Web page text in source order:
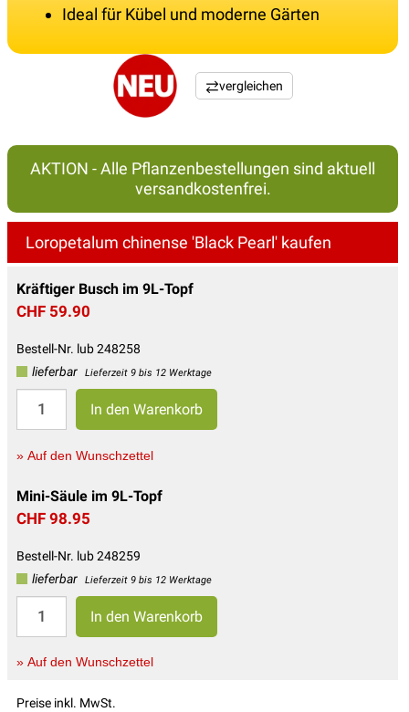
Ideal für Kübel und moderne Gärten
vergleichen
AKTION - Alle Pflanzenbestellungen sind aktuell
versandkostenfrei.
Loropetalum chinense 'Black Pearl' kaufen
Kräftiger Busch im 9L-Topf
CHF 59.90
Bestell-Nr. lub 248258
lieferbar
Lieferzeit 9 bis 12 Werktage
» Auf den Wunschzettel
Mini-Säule im 9L-Topf
CHF 98.95
Bestell-Nr. lub 248259
lieferbar
Lieferzeit 9 bis 12 Werktage
» Auf den Wunschzettel
Preise inkl. MwSt.